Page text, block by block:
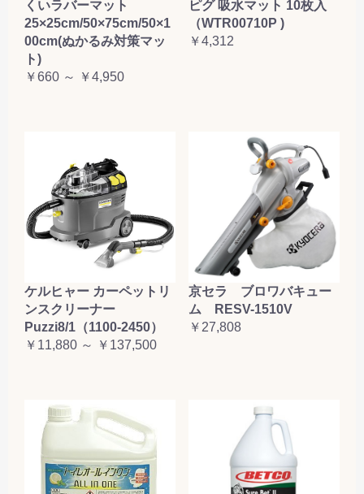
くいラバーマット
25×25cm/50×75cm/50×1
00cm(ぬかるみ対策マッ
ト)
￥660 ～ ￥4,950
ピグ 吸水マット 10枚入
（WTR00710P )
￥4,312
ケルヒャー カーペットリ
ンスクリーナー
Puzzi8/1（1100-2450）
￥11,880 ～ ￥137,500
京セラ ブロワバキュー
ム RESV-1510V
￥27,808